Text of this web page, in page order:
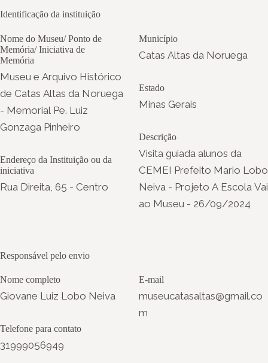
Identificação da instituição
Nome do Museu/ Ponto de
Memória/ Iniciativa de
Memória
Museu e Arquivo Histórico
de Catas Altas da Noruega
- Memorial Pe. Luiz
Gonzaga Pinheiro
Endereço da Instituição ou da
iniciativa
Rua Direita, 65 - Centro
Município
Catas Altas da Noruega
Estado
Minas Gerais
Descrição
Visita guiada alunos da
CEMEI Prefeito Mario Lobo
Neiva - Projeto A Escola Vai
ao Museu - 26/09/2024
Responsável pelo envio
Nome completo
Giovane Luiz Lobo Neiva
Telefone para contato
31999056949
E-mail
museucatasaltas@gmail.co
m